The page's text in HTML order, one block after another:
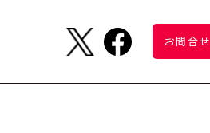
お問合せ